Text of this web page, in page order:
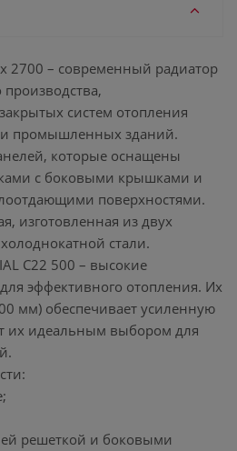
2700 – современный радиатор
производства,
систем отопления
промышленных зданий.
которые оснащены
с боковыми крышками и
поверхностями.
изготовленная из двух
стали.
С22 500 – высокие
эффективного отопления. Их
мм) обеспечивает усиленную
их идеальным выбором для
решеткой и боковыми